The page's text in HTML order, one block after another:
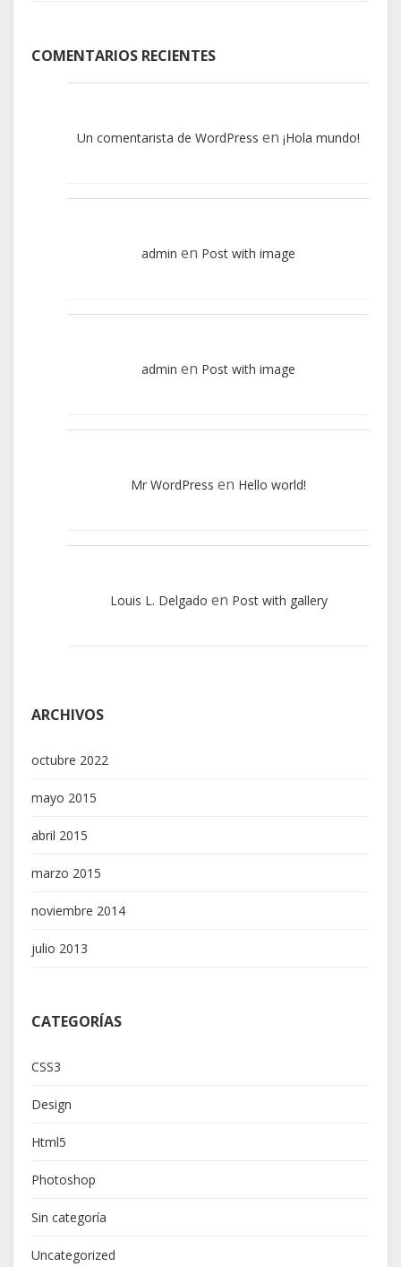
COMENTARIOS RECIENTES
Un comentarista de WordPress en ¡Hola mundo!
admin en Post with image
admin en Post with image
Mr WordPress en Hello world!
Louis L. Delgado en Post with gallery
ARCHIVOS
octubre 2022
mayo 2015
abril 2015
marzo 2015
noviembre 2014
julio 2013
CATEGORÍAS
CSS3
Design
Html5
Photoshop
Sin categoría
Uncategorized